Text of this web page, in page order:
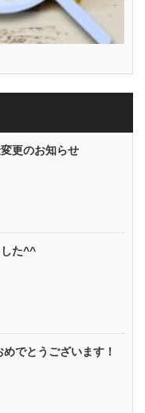
更のお知らせ
た^^
でとうございます！